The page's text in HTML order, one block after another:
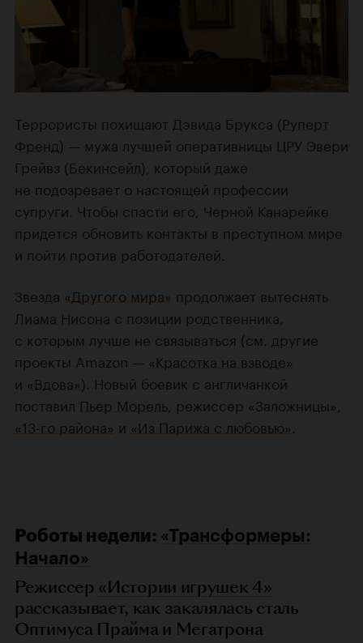
Террористы похищают Дэвида Брукса (Руперт
Френд) — мужа лучшей оперативницы ЦРУ Эвери
Грейвз (Бекинсейл), который даже
не подозревает о настоящей профессии
супруги. Чтобы спасти его, Черной Канарейке
придется обновить контакты в преступном мире
и пойти против работодателей.
Звезда «Другого мира» продолжает вытеснять
Лиама Нисона с позиции родственника,
с которым лучше не связываться (см. другие
проекты Amazon — «Красотка на взводе»
и «Вдова»). Новый боевик с англичанкой
поставил Пьер Морель , режиссер «Заложницы»,
«13-го района» и «Из Парижа с любовью»
Роботы недели: «Трансформеры:
Начало»
Режиссер «Истории игрушек 4»
рассказывает, как закалялась сталь
Оптимуса Прайма и Мегатрона